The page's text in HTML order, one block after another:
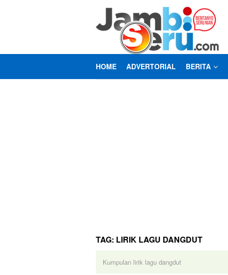
HOME ADVERTORIAL BERITA
TAG: LIRIK LAGU DANGDUT
Kumpulan lirik lagu dangdut